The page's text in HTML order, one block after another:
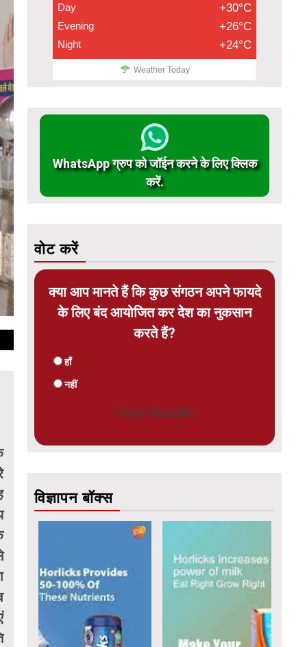
Day +30°C
Evening +26°C
Night +24°C
Weather Today
WhatsApp ग्रुप को जॉईन करने के लिए क्लिक
करें.
वोट करें
क्या आप मानते हैं कि कुछ संगठन अपने फायदे
के लिए बंद आयोजित कर देश का नुकसान
करते हैं?
हाँ
नहीं
View Results
विज्ञापन बॉक्स